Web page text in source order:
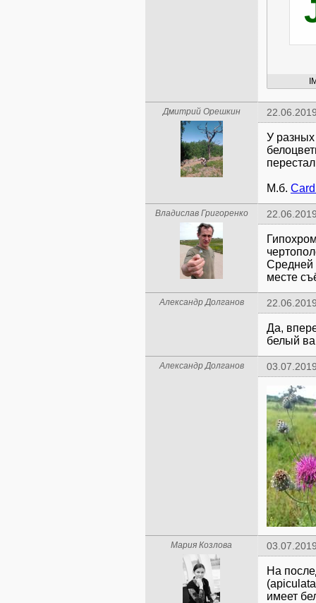
Дмитрий Орешкин
У
М.б.
Владислав Григоренко
Средней
месте
Александр Долганов
Да,
белый
Александр Долганов
Мария Козлова
На
имеет